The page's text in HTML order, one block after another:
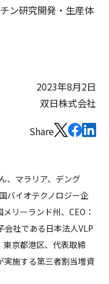
ン研究開発・生産体
2023年8月2日
双日株式会社
Share
、マラリア、デング
バイオテクノロジー企
リーランド州、CEO：
会社である日本法人VLP
京都港区、代表取締
施する第三者割当増資